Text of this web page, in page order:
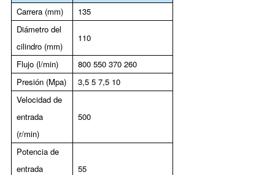
Carrera (mm)
135
Diámetro del
cilindro (mm)
110
Flujo (l/min)
800 550 370 260
Presión (Mpa)
3,5 5 7,5 10
Velocidad de
entrada
(r/min)
500
Potencia de
entrada
55